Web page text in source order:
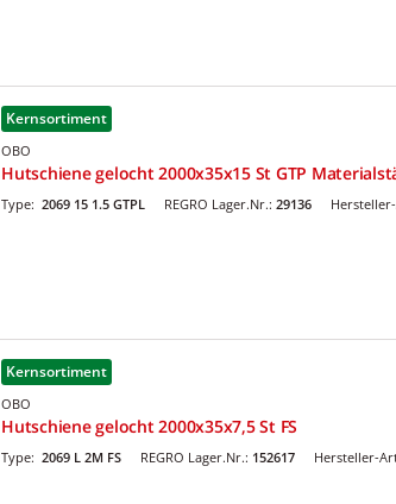
Kernsortiment
OBO
Hutschiene gelocht 2000x35x15 St GTP
REGRO Lager.Nr.: 29136
Type: 2069 15 1.5 GTPL
Kernsortiment
OBO
Hutschiene gelocht 2000x35x7,5 St FS
REGRO Lager.Nr.: 152617
Type: 2069 L 2M FS Hersteller-